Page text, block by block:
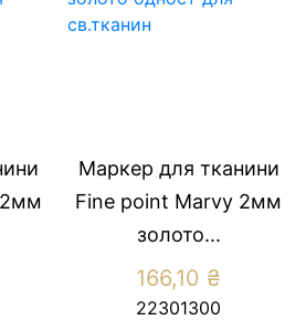
Маркер для тканини
Fine point Marvy 2мм
золото...
166,10 ₴
22301300